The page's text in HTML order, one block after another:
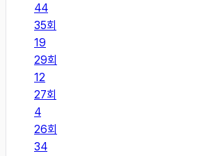
44
35회
19
29회
12
27회
4
26회
34